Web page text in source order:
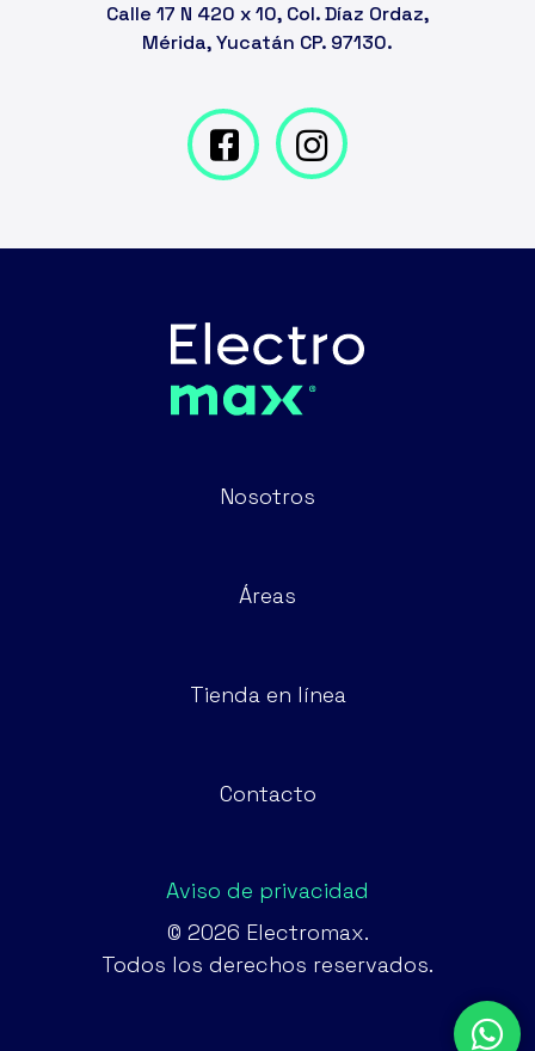
Calle 17 N 420 x 10, Col. Díaz Ordaz,
Mérida, Yucatán CP. 97130.
Nosotros
Áreas
Tienda en línea
Contacto
Aviso de privacidad
© 2026 Electromax.
Todos los derechos reservados.